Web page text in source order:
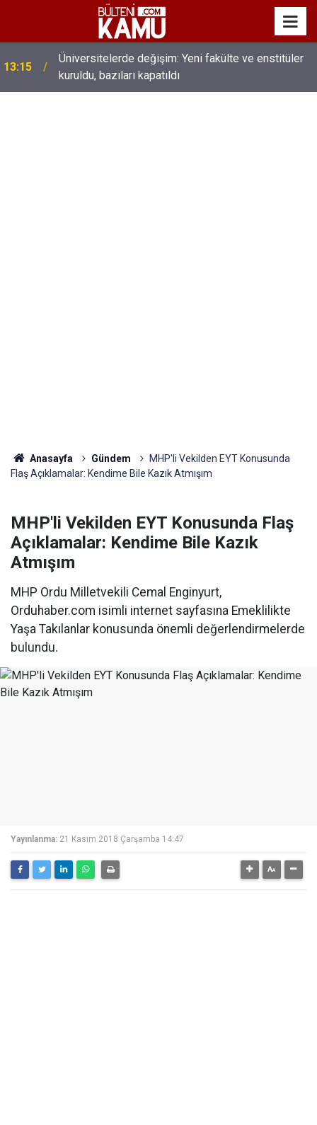
13:00
MEB’de üst düzey değişim: Genel müdürler değişti,
yeni isimler atandı
Anasayfa Gündem
MHP'li Vekilden EYT Konusunda
Flaş Açıklamalar: Kendime Bile Kazık Atmışım
MHP'li Vekilden EYT Konusunda Flaş
Açıklamalar: Kendime Bile Kazık
Atmışım
MHP Ordu Milletvekili Cemal Enginyurt,
Orduhaber.com isimli internet sayfasına Emeklilikte
Yaşa Takılanlar konusunda önemli değerlendirmelerde
bulundu.
Yayınlanma: 21 Kasım 2018 Çarşamba 14:47